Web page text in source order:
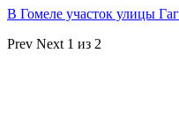
В Гомеле участок улицы
Prev Next 1 из 2